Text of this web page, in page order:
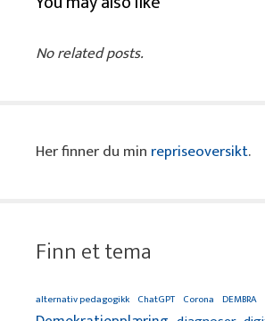
No related posts.
Her finner du min repriseoversikt.
Finn et tema
alternativ pedagogikk ChatGPT Corona DEMBRA